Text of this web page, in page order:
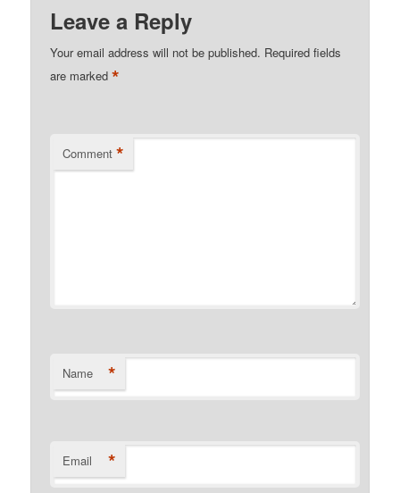
Leave a Reply
Your email address will not be published. Required fields
are marked*
Comment *
Name *
Email *